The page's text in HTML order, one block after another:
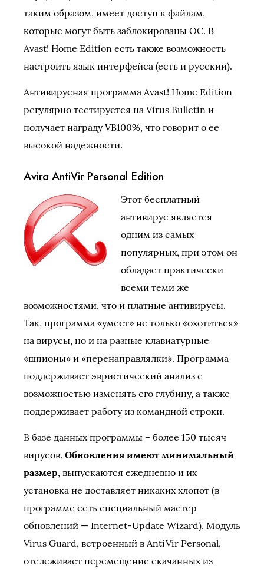
таким образом, имеет доступ к файлам,
которые могут быть заблокированы ОС. В
Avast! Home Edition есть также возможность
настроить язык интерфейса (есть и русский).
Антивирусная программа Avast! Home Edition
регулярно тестируется на Virus Bulletin и
получает награду VB100%, что говорит о ее
высокой надежности.
Avira AntiVir Personal Edition
Этот бесплатный
антивирус является
одним из самых
популярных, при этом он
обладает практически
всеми теми же
возможностями, что и платные антивирусы.
Так, программа «умеет» не только «охотиться»
на вирусы, но и на разные клавиатурные
«шпионы» и «перенаправлялки». Программа
поддерживает эвристический анализ с
возможностью изменять его глубину, а также
поддерживает работу из командной строки.
В базе данных программы – более 150 тысяч
вирусов. Обновления имеют минимальный
размер, выпускаются ежедневно и их
установка не доставляет никаких хлопот (в
программе есть специальный мастер
обновлений — Internet-Update Wizard). Модуль
Virus Guard, встроенный в AntiVir Personal,
отслеживает перемещение скачанных из